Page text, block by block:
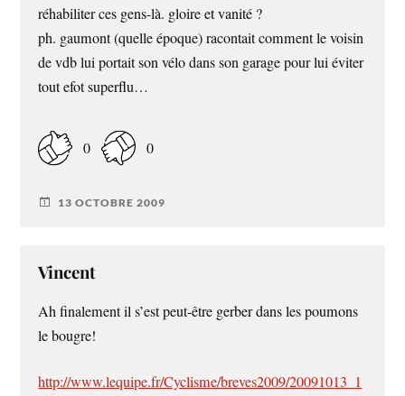
réhabiliter ces gens-là. gloire et vanité ?
ph. gaumont (quelle époque) racontait comment le voisin
de vdb lui portait son vélo dans son garage pour lui éviter
tout efot superflu…
0 0
13 OCTOBRE 2009
Vincent
Ah finalement il s’est peut-être gerber dans les poumons
le bougre!
http://www.lequipe.fr/Cyclisme/breves2009/20091013_1